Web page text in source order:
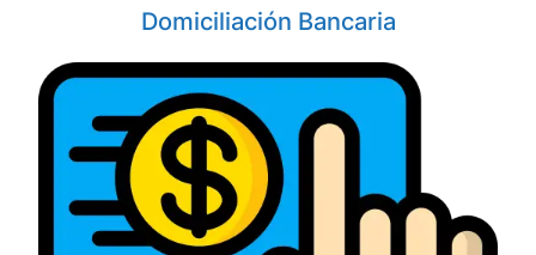
Domiciliación Bancaria